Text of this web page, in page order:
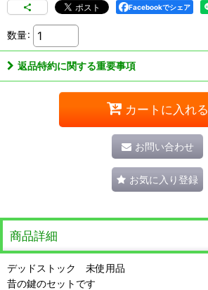
Facebookでシェア
数量:
返品特約に関する重要事項
カートに入れる
お問い合わせ
お気に入り登録
商品詳細
デッドストック 未使用品
昔の鍵のセットです